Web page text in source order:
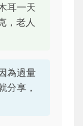
耳一天
，老人
為過量
分享，